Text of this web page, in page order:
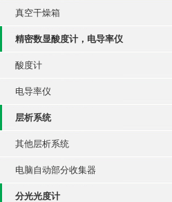
真空干燥箱
精密数显酸度计，电导率仪
酸度计
电导率仪
层析系统
其他层析系统
电脑自动部分收集器
分光光度计